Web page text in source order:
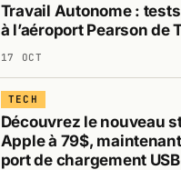
Travail Autonome :
à l’aéroport Pearson de
17 OCT
TECH
Découvrez le nouveau
Apple à 79$,
port de chargement